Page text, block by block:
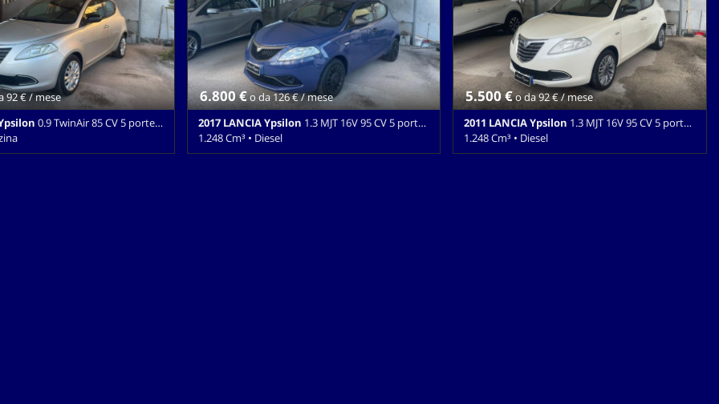
92 € / mese
0.9 TwinAir 85 CV 5 porte S&S Platinum
6.800 €o da 126 € / mese
2017 LANCIA Ypsilon 1.3 MJT 16V 95 CV 5 porte S&S Gold
1.248 Cm³ • Diesel
5.500 €o da 92 € / mese
2011 LANCIA Ypsilon 1.3 MJT 16V 95 CV 5 porte S&S Platinum
1.248 Cm³ • Diesel